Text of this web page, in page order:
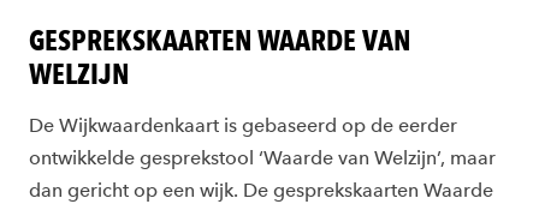
GESPREKSKAARTEN WAARDE VAN
WELZIJN
De Wijkwaardenkaart is gebaseerd op de eerder
ontwikkelde gesprekstool ‘Waarde van Welzijn’, maar
dan gericht op een wijk. De gesprekskaarten Waarde